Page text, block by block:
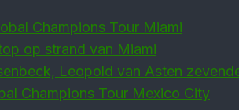
Champions Tour Miami
op strand van Miami
Leopold van Asten
Champions Tour Mexico City